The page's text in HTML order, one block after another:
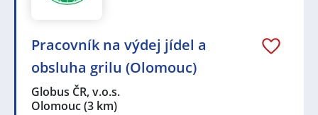
Pracovník na výdej jídel a
obsluha grilu (Olomouc)
Globus ČR, v.o.s.
Olomouc(3 km)